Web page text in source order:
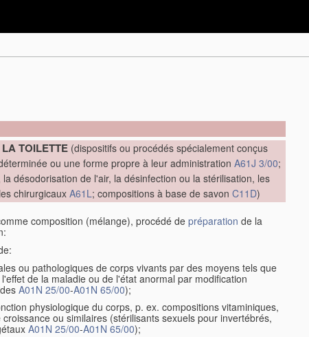
TOILETTE (dispositifs ou procédés spécialement conçus
ou une forme propre à leur administration A61J 3/00;
désodorisation de l'air, la désinfection ou la stérilisation, les
chirurgicauxA61L; compositions à base de savon C11D)
composition (mélange), procédé depréparation de la
ou pathologiques de corps vivants par des moyens tels que
de la maladie ou de l'état anormal par modification
A01N 25/00-A01N 65/00);
physiologique du corps, p. ex. compositions vitaminiques,
ou similaires (stérilisants sexuels pour invertébrés,
A01N 25/00-A01N 65/00);